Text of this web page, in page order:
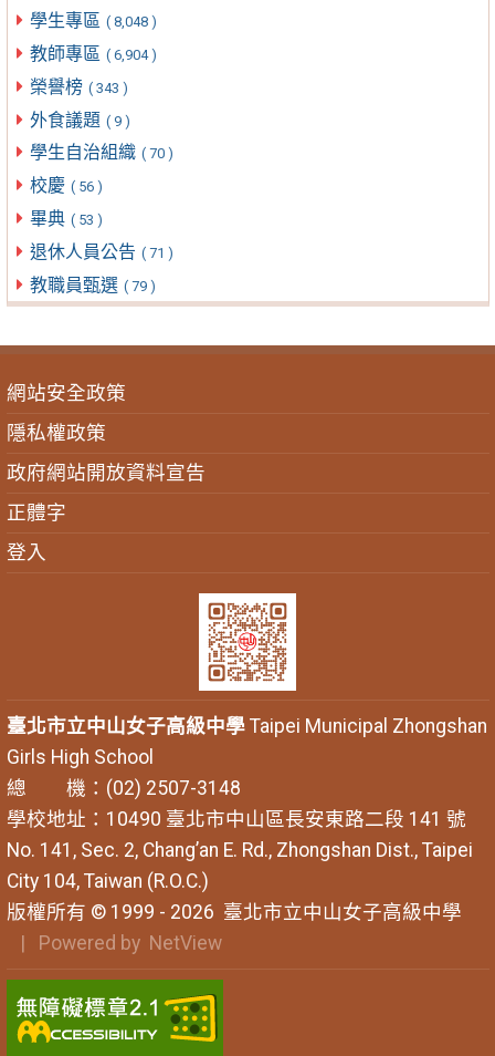
學生專區 ( 8,048 )
教師專區 ( 6,904 )
榮譽榜 ( 343 )
外食議題 ( 9 )
學生自治組織 ( 70 )
校慶 ( 56 )
畢典 ( 53 )
退休人員公告 ( 71 )
教職員甄選 ( 79 )
網站安全政策
隱私權政策
政府網站開放資料宣告
正體字
登入
臺北市立中山女子高級中學Taipei Municipal Zhongshan
Girls High School
總 機：(02) 2507-3148
學校地址：10490 臺北市中山區長安東路二段 141 號
No. 141, Sec. 2, Chang’an E. Rd., Zhongshan Dist., Taipei
City 104, Taiwan (R.O.C.)
版權所有 © 1999 - 2026 臺北市立中山女子高級中學
| Powered by NetView